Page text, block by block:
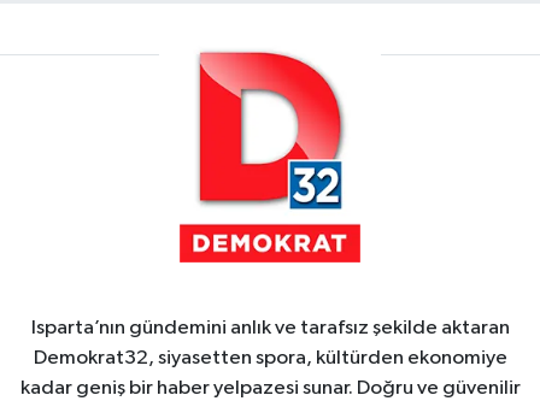
Isparta’nın gündemini anlık ve tarafsız şekilde aktaran
Demokrat32, siyasetten spora, kültürden ekonomiye
kadar geniş bir haber yelpazesi sunar. Doğru ve güvenilir